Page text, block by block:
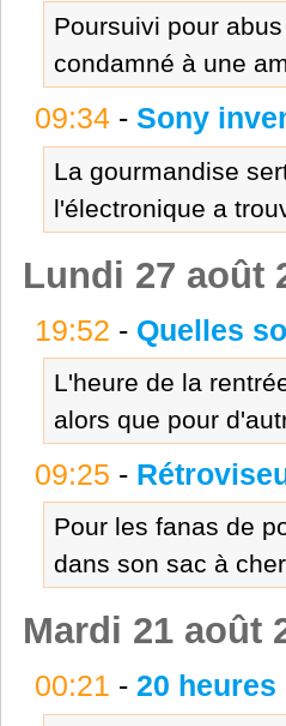
Poursuivi pour
condamné à une
09:34- Sony
La gourmandise
l'électronique a
Lundi 27 août
19:52 - Quelles
L'heure de la
alors que pour
09:25 -
Pour les fanas de
dans son sac à
Mardi 21 août
00:21 - 20